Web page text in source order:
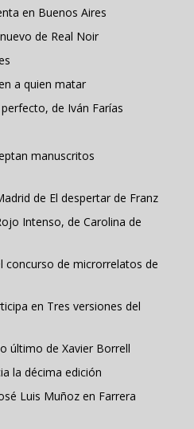
en Buenos Aires
de Real Noir
a quien matar
de Iván Farías
manuscritos
de El despertar de Franz
Intenso, de Carolina de
concurso de microrrelatos de
en Tres versiones del
último de Xavier Borrell
la décima edición
Luis Muñoz en Farrera